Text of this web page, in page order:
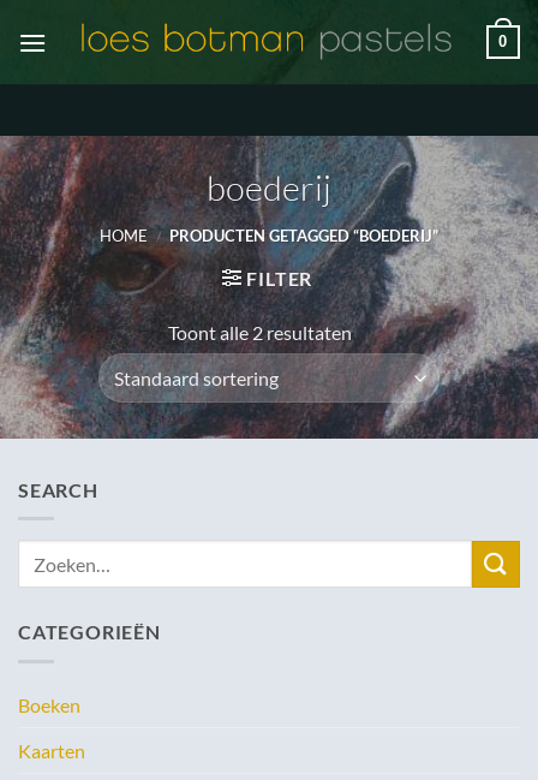
naar
0
boederij
HOME / PRODUCTEN GETAGGED “BOEDERIJ”
FILTER
Toont alle 2 resultaten
SEARCH
CATEGORIEËN
Boeken
Kaarten